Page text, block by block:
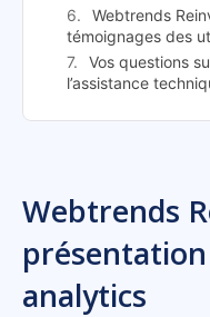
Webtrends
témoignages des
Vos questions
l’assistance
Webtrends
analytics